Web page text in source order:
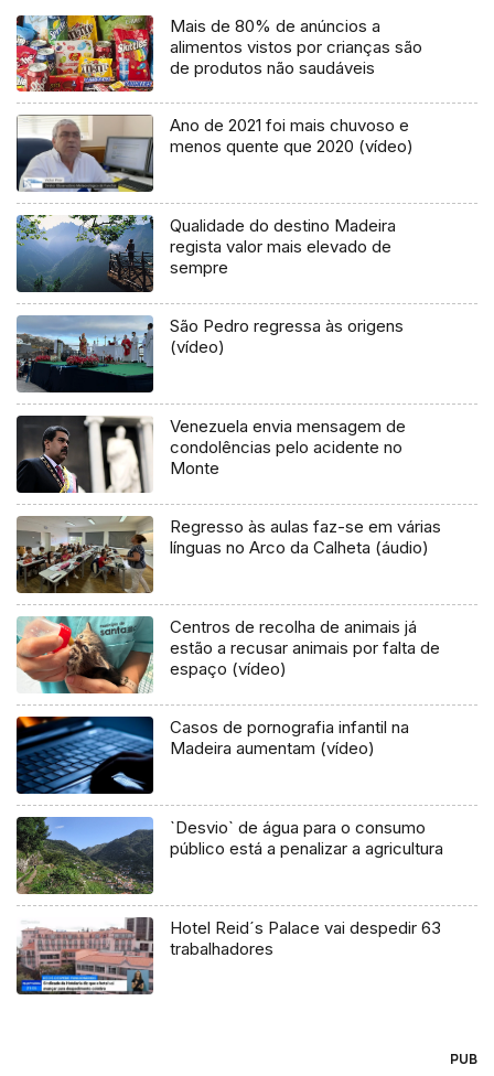
Mais de 80% de anúncios a
alimentos vistos por crianças são
de produtos não saudáveis
Ano de 2021 foi mais chuvoso e
menos quente que 2020 (vídeo)
Qualidade do destino Madeira
regista valor mais elevado de
sempre
São Pedro regressa às origens
(vídeo)
Venezuela envia mensagem de
condolências pelo acidente no
Monte
Regresso às aulas faz-se em várias
línguas no Arco da Calheta (áudio)
Centros de recolha de animais já
estão a recusar animais por falta de
espaço (vídeo)
Casos de pornografia infantil na
Madeira aumentam (vídeo)
`Desvio` de água para o consumo
público está a penalizar a agricultura
Hotel Reid´s Palace vai despedir 63
trabalhadores
PUB